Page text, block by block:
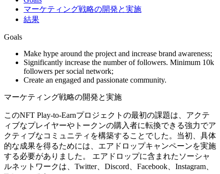
マーケティング戦略の開発と実施
結果
Goals
Make hype around the project and increase brand awareness;
Significantly increase the number of followers. Minimum 10k
followers per social network;
Create an engaged and passionate community.
マーケティング戦略の開発と実施
このNFT Play-to-Earnプロジェクトの最初の課題は、アクテ
ィブなプレイヤーやトークンの購入者に転換できる強力でア
クティブなコミュニティを構築することでした。当初、具体
的な成果を得るためには、エアドロップキャンペーンを実施
する必要がありました。 エアドロップに含まれたソーシャ
ルネットワークは、Twitter、Discord、Facebook、Instagram、